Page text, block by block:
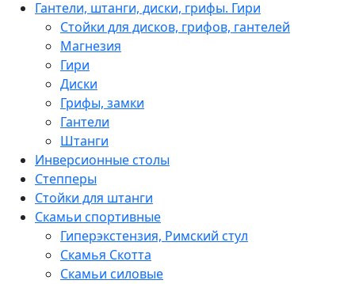
Гантели, штанги, диски, грифы. Гири
Стойки для дисков, грифов, гантелей
Магнезия
Гири
Диски
Грифы, замки
Гантели
Штанги
Инверсионные столы
Степперы
Стойки для штанги
Скамьи спортивные
Гиперэкстензия, Римский стул
Скамья Скотта
Скамьи силовые